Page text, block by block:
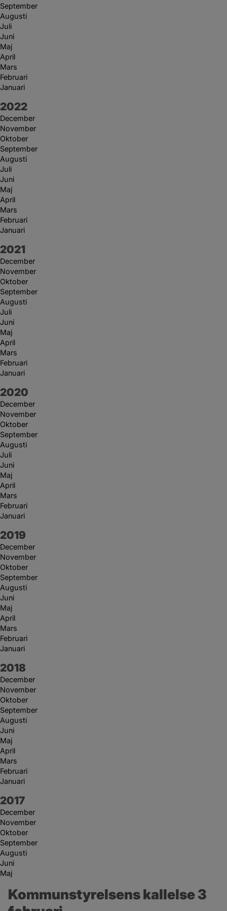
September
Augusti
Juli
Juni
Maj
April
Mars
Februari
Januari
År:
2022
December
November
Oktober
September
Augusti
Juli
Juni
Maj
April
Mars
Februari
Januari
År:
2021
December
November
Oktober
September
Augusti
Juli
Juni
Maj
April
Mars
Februari
Januari
År:
2020
December
November
Oktober
September
Augusti
Juli
Juni
Maj
April
Mars
Februari
Januari
År:
2019
December
November
Oktober
September
Augusti
Juni
Maj
April
Mars
Februari
Januari
År:
2018
December
November
Oktober
September
Augusti
Juni
Maj
April
Mars
Februari
Januari
År:
2017
December
November
Oktober
September
Augusti
Juni
Maj
Kommunstyrelsens kallelse 3